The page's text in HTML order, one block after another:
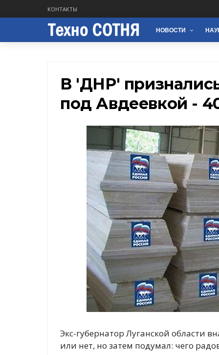
КОНТАКТЫ
НОВОСТИ
В 'ДНР'
под Авдеевкой -
Экс-губернатор Луганской области
или нет, но затем подумал: чего